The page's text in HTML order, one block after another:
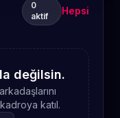
0
aktif
Hepsi
değilsin.
katıl.